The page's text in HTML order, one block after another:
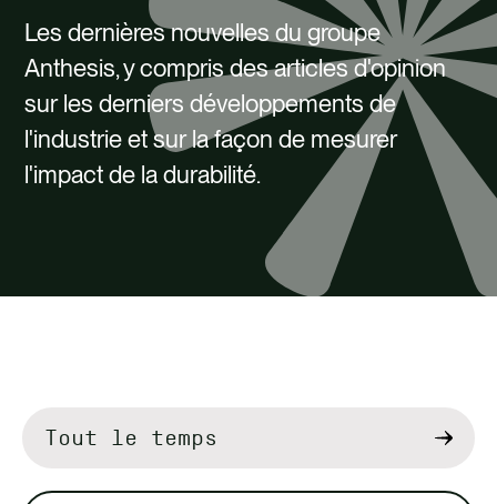
Les dernières nouvelles du groupe
Anthesis, y compris des articles d'opinion
sur les derniers développements de
l'industrie et sur la façon de mesurer
l'impact de la durabilité.
Filtrer